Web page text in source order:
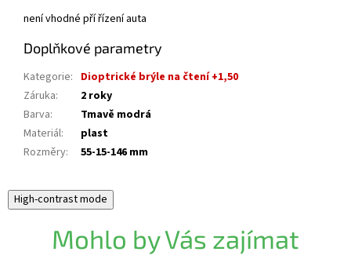
není vhodné pří řízení auta
Doplňkové parametry
Kategorie: Dioptrické brýle na čtení +1,50
Záruka:
2 roky
Barva:
Tmavě modrá
Materiál:
plast
Rozměry: 55-15-146 mm
High-contrast mode
Mohlo by Vás zajímat